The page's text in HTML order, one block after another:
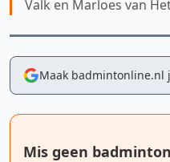
Valk en Marloes van
Maak badmintonline.nl
Mis geen